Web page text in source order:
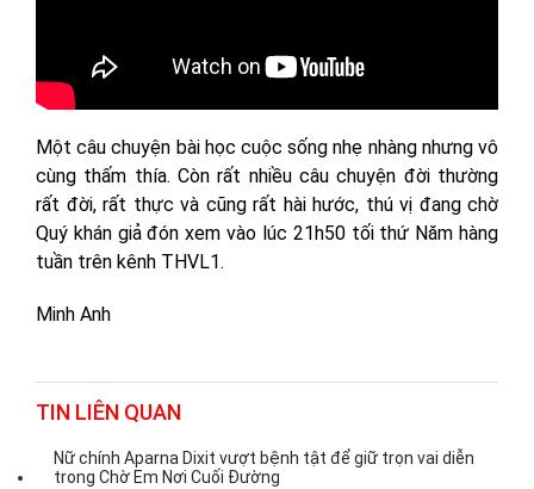
Một câu chuyện bài học cuộc sống nhẹ nhàng nhưng vô
cùng thấm thía. Còn rất nhiều câu chuyện đời thường
rất đời, rất thực và cũng rất hài hước, thú vị đang chờ
Quý khán giả đón xem vào lúc 21h50 tối thứ Năm hàng
tuần trên kênh THVL1.
Minh Anh
TIN LIÊN QUAN
Nữ chính Aparna Dixit vượt bệnh tật để giữ trọn vai diễn
trong Chờ Em Nơi Cuối Đường